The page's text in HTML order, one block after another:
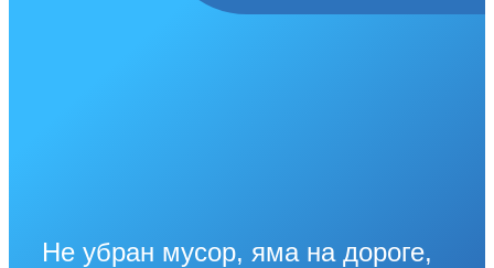
Не убран мусор, яма на дороге,